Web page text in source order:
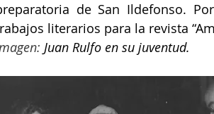
de San Ildefonso.
literarios para la revista
Juan Rulfo en su juventud.